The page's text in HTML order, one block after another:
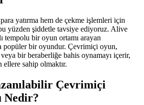
yatırma hem de çekme işlemleri için
yüzden şiddetle tavsiye ediyoruz. Alive
tempolu bir oyun ortamı arayan
popüler bir oyundur. Çevrimiçi oyun,
veya bir beraberliğe bahis oynamayı içerir,
ellere sahip olmaktır.
Çevrimiçi
Nedir?